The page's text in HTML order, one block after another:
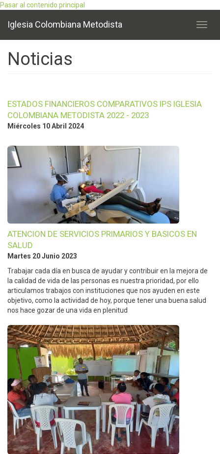
Pasar al contenido principal
Iglesia Colombiana Metodista
Noticias
ESTADOS FINANCIEROS COMPARATIVOS IPS IGLESIA
COLOMBIANA METODISTA 2022 - 2023
Miércoles 10 Abril 2024
ATENCION DE SERVICIOS PRIMARIOS Y BASICOS EN
SALUD
Martes 20 Junio 2023
Trabajar cada día en busca de ayudar y contribuir en la mejora de
la calidad de vida de las personas es nuestra prioridad, por ello
articulamos trabajos con instituciones que nos ayuden en este
objetivo, como la actividad de hoy, porque tener una buena salud
nos hace gozar de una vida en plenitud